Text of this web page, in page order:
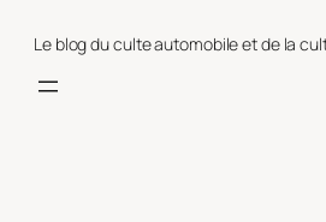
Le blog du culte automobile et de la